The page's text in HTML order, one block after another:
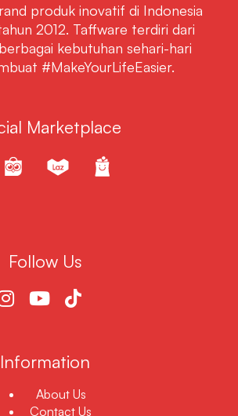
produk inovatif di Indonesia
2012. Taffware terdiri dari
kebutuhan sehari-hari
#MakeYourLifeEasier.
Marketplace
Follow Us
Information
About Us
Contact Us